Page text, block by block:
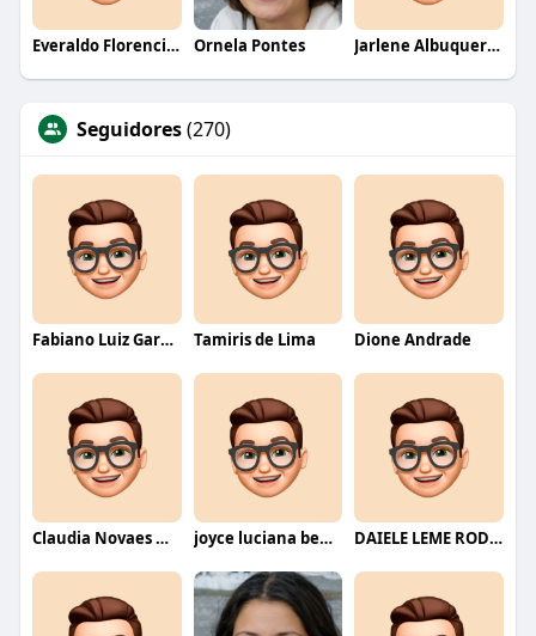
Everaldo Florencio De Melo Ornela Pontes Jarlene Albuquerque
Seguidores(270)
Fabiano Luiz Garcia Tamiris de Lima Dione Andrade
Claudia Novaes Novaes joyce luciana bentini jesus DAIELE LEME RODRIGUES